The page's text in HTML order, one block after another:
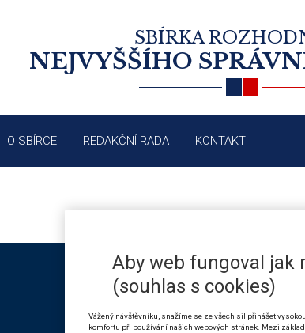
SBÍRKA
NEJVYŠŠÍHO
O SBÍRCE REDAKČNÍ RADA KONTAKT
OBSAH VYDÁNÍ 8/2020
Aby web fungoval jak
(souhlas s cookies)
Vážený návštěvníku, snažíme se ze všech sil přinášet
komfortu při používání našich webových stránek. Mezi